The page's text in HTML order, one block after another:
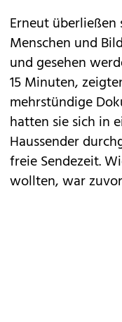
Erneut überließen
Menschen und
und gesehen
15 Minuten,
mehrstündige
hatten sie sich in
Haussender
freie Sendezeit.
wollten, war